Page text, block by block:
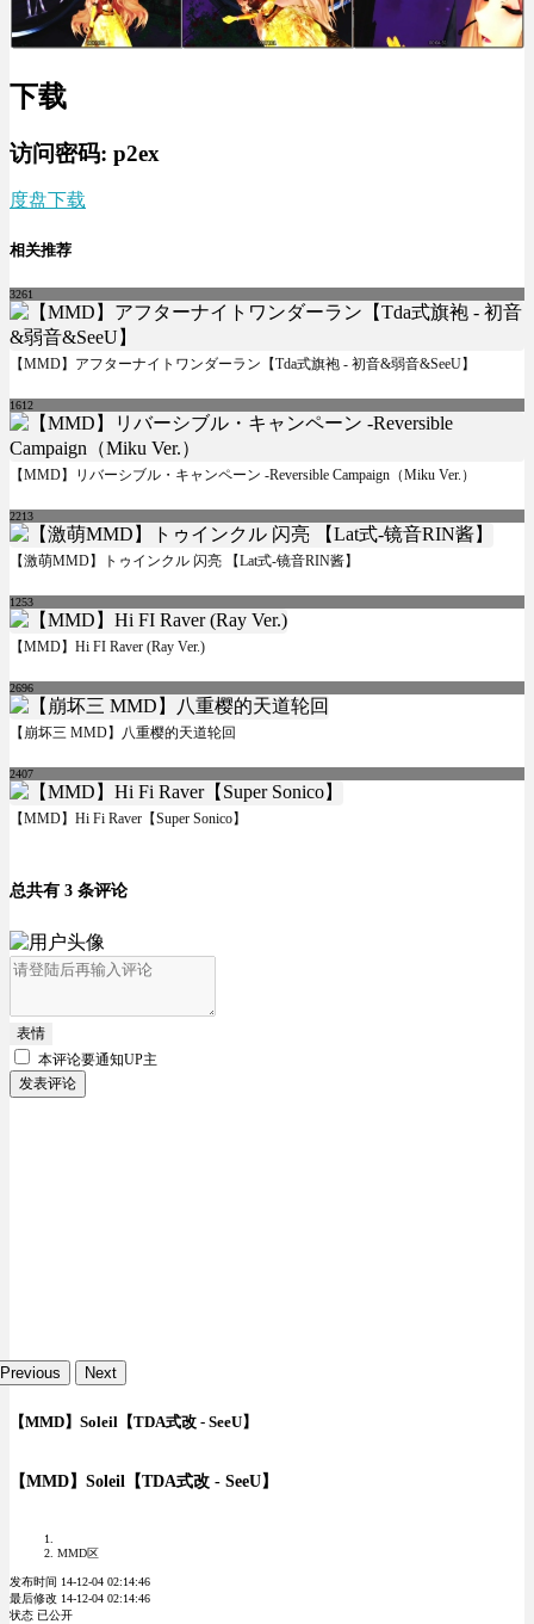
下载
访问密码: p2ex
度盘下载
相关推荐
3261
【MMD】アフターナイトワンダーラン【Tda式旗袍 - 初音&弱音&SeeU】
1612
【MMD】リバーシブル・キャンペーン -Reversible Campaign（Miku Ver.）
2213
【激萌MMD】トゥインクル 闪亮 【Lat式-镜音RIN酱】
1253
【MMD】Hi FI Raver (Ray Ver.)
2696
【崩坏三 MMD】八重樱的天道轮回
2407
【MMD】Hi Fi Raver【Super Sonico】
总共有 3 条评论
表情
本评论要通知UP主
发表评论
Previous Next
【MMD】Soleil【TDA式改 - SeeU】
【MMD】Soleil【TDA式改 - SeeU】
MMD区
发布时间 14-12-04 02:14:46
最后修改 14-12-04 02:14:46
状态 已公开